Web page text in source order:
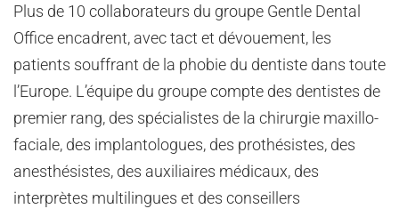
Plus de 10 collaborateurs du groupe Gentle Dental
Office encadrent, avec tact et dévouement, les
patients souffrant de la phobie du dentiste dans toute
l’Europe. L’équipe du groupe compte des dentistes de
premier rang, des spécialistes de la chirurgie maxillo-
faciale, des implantologues, des prothésistes, des
anesthésistes, des auxiliaires médicaux, des
interprètes multilingues et des conseillers